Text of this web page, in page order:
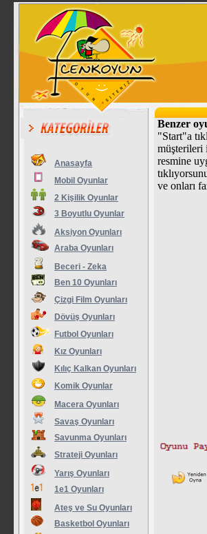
Anasayfa
Mobil Oyunlar
2 Kişilik Oyunlar
3 Boyutlu Oyunlar
Aksiyon Oyunları
Araba Oyunları
Beceri - Zeka
Ben 10 Oyunları
Çizgi Film Oyunları
Dövüş Oyunları
Futbol Oyunları
Kız Oyunları
Kılıç Kalkan Oyunları
Komik Oyunlar
Macera Oyunları
Savaş Oyunları
Savunma Oyunları
Strateji Oyunları
Yarış Oyunları
1e1 Oyunları
Ateş ve Su Oyunları
Basketbol Oyunları
Benzer
"Start"a
müşterileri
resmine
ve onları